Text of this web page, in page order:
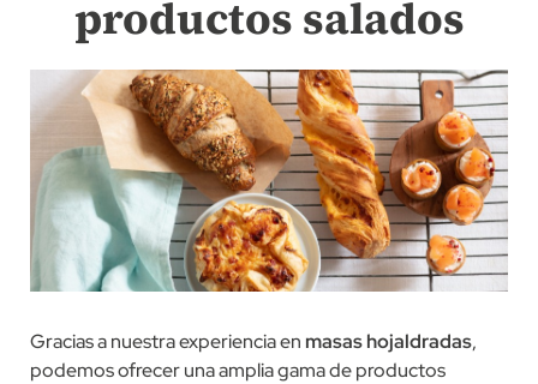
productos salados
Gracias a nuestra experiencia en masas hojaldradas,
podemos ofrecer una amplia gama de productos